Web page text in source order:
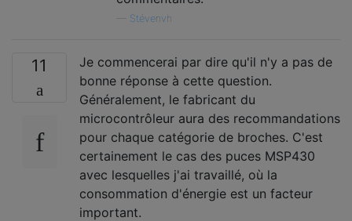
Stévenvh
11
Je commencerai par dire qu'il n'y a pas de
bonne réponse à cette question.
Généralement, le fabricant du
microcontrôleur aura des recommandations
pour chaque catégorie de broches. C'est
certainement le cas des puces MSP430
avec lesquelles j'ai travaillé, où la
consommation d'énergie est un facteur
important.